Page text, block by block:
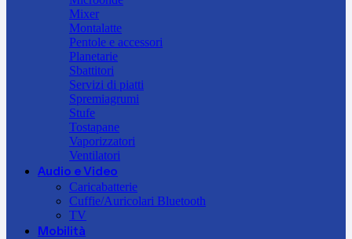
Mixer
Montalatte
Pentole e accessori
Planetarie
Sbattitori
Servizi di piatti
Spremiagrumi
Stufe
Tostapane
Vaporizzatori
Ventilatori
Audio e Video
Caricabatterie
Cuffie/Auricolari Bluetooth
TV
Mobilità